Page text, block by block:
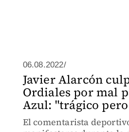
06.08.2022/
Javier Alarcón
Ordiales por mal
Azul: "trágico
El comentarista